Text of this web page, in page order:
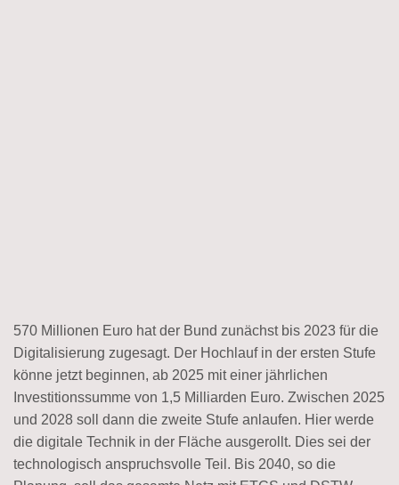
570 Millionen Euro hat der Bund zunächst bis 2023 für die
Digitalisierung zugesagt. Der Hochlauf in der ersten Stufe
könne jetzt beginnen, ab 2025 mit einer jährlichen
Investitionssumme von 1,5 Milliarden Euro. Zwischen 2025
und 2028 soll dann die zweite Stufe anlaufen. Hier werde
die digitale Technik in der Fläche ausgerollt. Dies sei der
technologisch anspruchsvolle Teil. Bis 2040, so die